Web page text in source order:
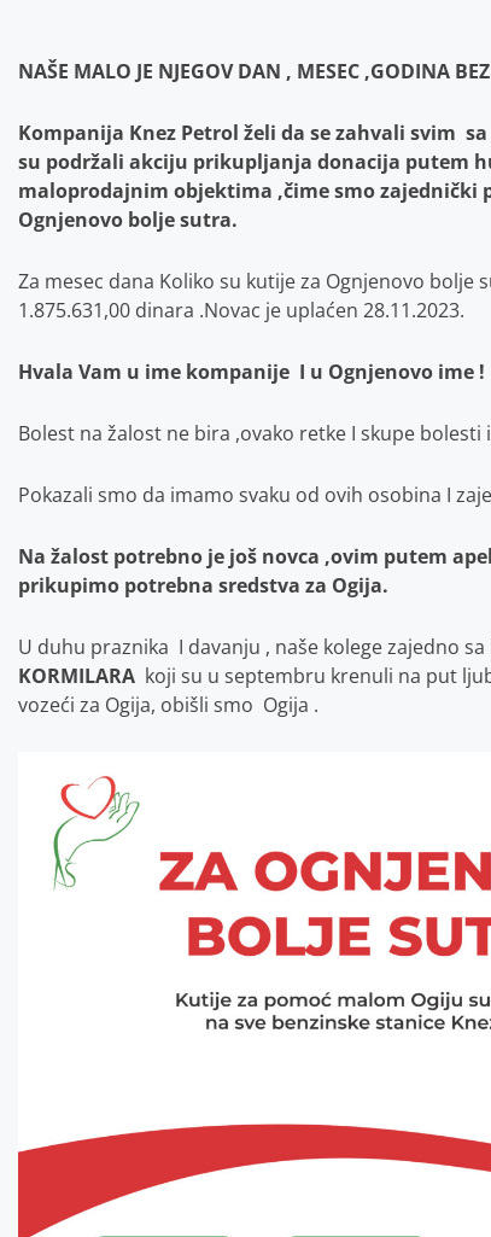
NAŠE MALO JE NJEGOV DAN , MESEC ,GODINA
Kompanija Knez Petrol želi da se zahvali svim
su podržali akciju prikupljanja donacija putem
maloprodajnim objektima ,čime smo zajednički
Ognjenovo bolje sutra.
Za mesec dana Koliko su kutije za Ognjenovo
1.875.631,00 dinara .Novac je uplaćen 28.11.2023.
Hvala Vam u ime kompanije I u Ognjenovo ime !
Bolest na žalost ne bira ,ovako retke I skupe
Pokazali smo da imamo svaku od ovih osobina I
Na žalost potrebno je još novca ,ovim putem
prikupimo potrebna sredstva za Ogija.
U duhu praznika I davanju , naše kolege zajedno
KORMILARA koji su u septembru krenuli na put
vozeći za Ogija, obišli smo Ogija .